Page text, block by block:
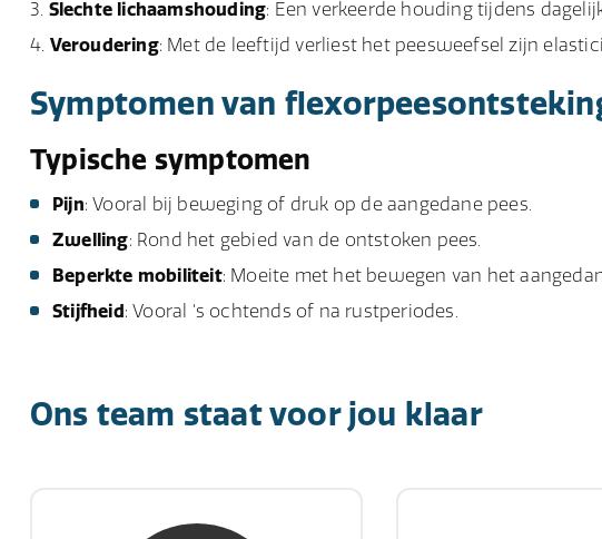
Slechte lichaamshouding: Een verkeerde houding tijdens
Veroudering: Met de leeftijd verliest het peesweefsel zijn
Symptomen van
Typische symptomen
Pijn: Vooral bij beweging of druk op de aangedane pees.
Zwelling: Rond het gebied van de ontstoken pees.
Beperkte mobiliteit: Moeite met het bewegen van het
Stijfheid: Vooral 's ochtends of na rustperiodes.
Ons team staat voor jou klaar